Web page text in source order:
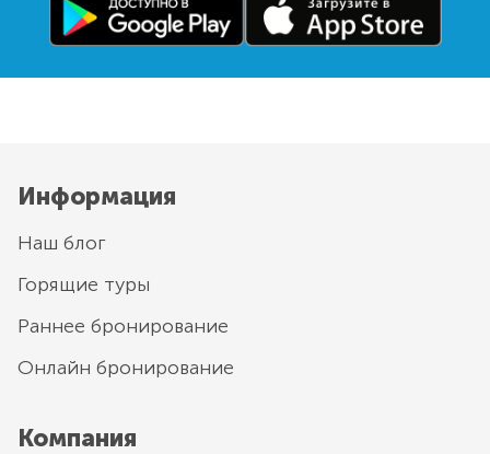
Информация
Наш блог
Горящие туры
Раннее бронирование
Онлайн бронирование
Компания